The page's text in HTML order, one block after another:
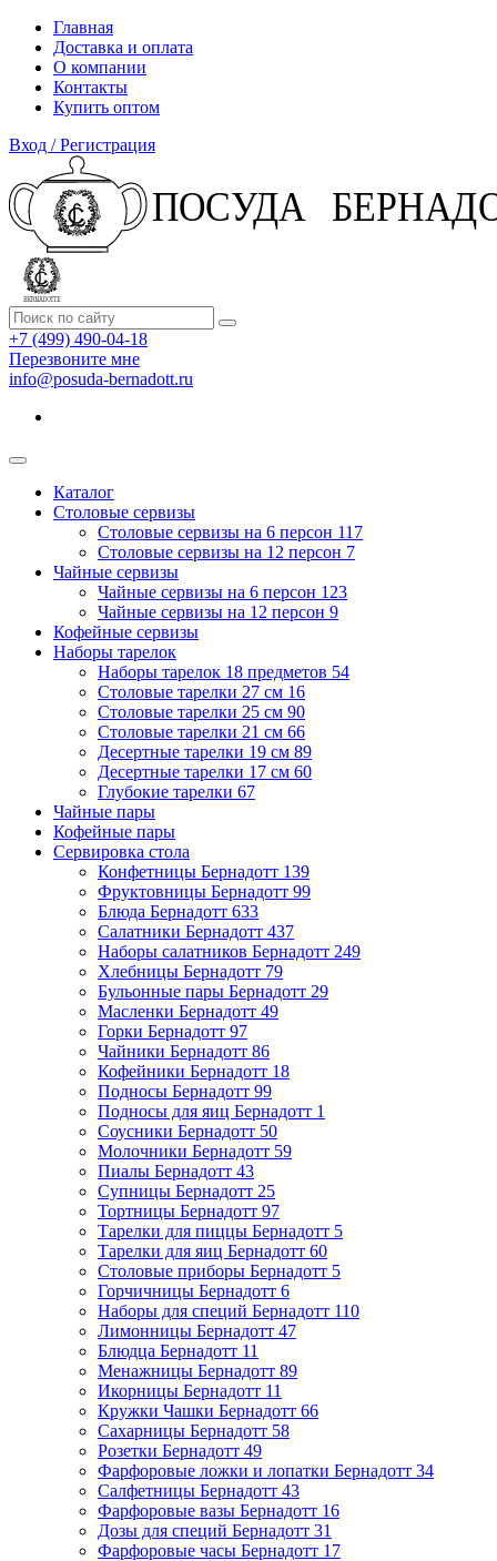
Главная
Доставка и оплата
О компании
Контакты
Купить оптом
Вход / Регистрация
+7 (499) 490-04-18
Перезвоните мне
info@posuda-bernadott.ru
Каталог
Столовые сервизы
Столовые сервизы на 6 персон 117
Столовые сервизы на 12 персон 7
Чайные сервизы
Чайные сервизы на 6 персон 123
Чайные сервизы на 12 персон 9
Кофейные сервизы
Наборы тарелок
Наборы тарелок 18 предметов 54
Столовые тарелки 27 см 16
Столовые тарелки 25 см 90
Столовые тарелки 21 см 66
Десертные тарелки 19 см 89
Десертные тарелки 17 см 60
Глубокие тарелки 67
Чайные пары
Кофейные пары
Сервировка стола
Конфетницы Бернадотт 139
Фруктовницы Бернадотт 99
Блюда Бернадотт 633
Салатники Бернадотт 437
Наборы салатников Бернадотт 249
Хлебницы Бернадотт 79
Бульонные пары Бернадотт 29
Масленки Бернадотт 49
Горки Бернадотт 97
Чайники Бернадотт 86
Кофейники Бернадотт 18
Подносы Бернадотт 99
Подносы для яиц Бернадотт 1
Соусники Бернадотт 50
Молочники Бернадотт 59
Пиалы Бернадотт 43
Супницы Бернадотт 25
Тортницы Бернадотт 97
Тарелки для пиццы Бернадотт 5
Тарелки для яиц Бернадотт 60
Столовые приборы Бернадотт 5
Горчичницы Бернадотт 6
Наборы для специй Бернадотт 110
Лимонницы Бернадотт 47
Блюдца Бернадотт 11
Менажницы Бернадотт 89
Икорницы Бернадотт 11
Кружки Чашки Бернадотт 66
Сахарницы Бернадотт 58
Розетки Бернадотт 49
Фарфоровые ложки и лопатки Бернадотт 34
Салфетницы Бернадотт 43
Фарфоровые вазы Бернадотт 16
Дозы для специй Бернадотт 31
Фарфоровые часы Бернадотт 17